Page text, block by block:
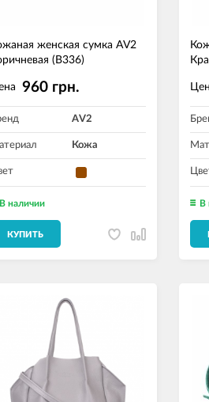
женская сумка AV2
(B336)
960 грн.
AV2
Кожа
В наличии
КУПИТЬ
В